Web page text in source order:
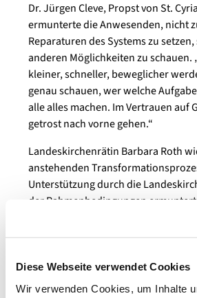
Diese Webseite verwendet Cookies
Wir verwenden Cookies, um Inhalte
Dr. Jürgen Cleve, Propst von St.
ermunterte die Anwesenden, nicht
Reparaturen des Systems zu
anderen Möglichkeiten zu schauen.
kleiner, schneller, beweglicher
genau schauen, wer welche
alle alles machen. Im Vertrauen auf
getrost nach vorne gehen.“
Landeskirchenrätin Barbara Roth
anstehenden
Unterstützung durch die
der Rahmenbedingungen
Kreissynoden vom Reden ins Tun
Zeit drängt.“
Zukunft der Zusammenarbeit der
Kirchenkreise